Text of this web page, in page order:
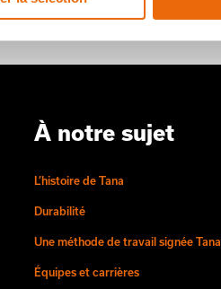
À notre sujet
L’histoire de Tana
Durabilité
Une méthode de travail signée Tana
Équipes et carrières